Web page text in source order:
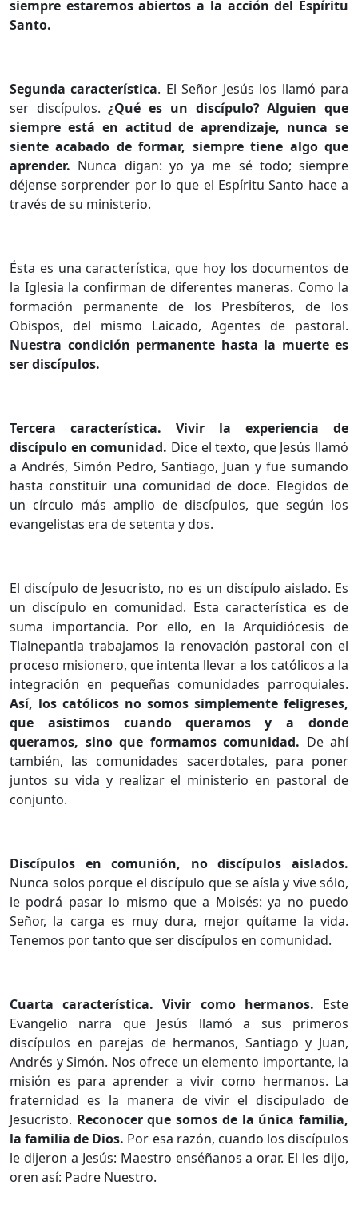
siempre estaremos abiertos a la acción del Espíritu
Santo.
Segunda característica. El Señor Jesús los llamó para
ser discípulos.¿Qué es un discípulo? Alguien que
siempre está en actitud de aprendizaje, nunca se
siente acabado de formar, siempre tiene algo que
aprender. Nunca digan: yo ya me sé todo; siempre
déjense sorprender por lo que el Espíritu Santo hace a
través de su ministerio.
Ésta es una característica, que hoy los documentos de
la Iglesia la confirman de diferentes maneras. Como la
formación permanente de los Presbíteros, de los
Obispos, del mismo Laicado, Agentes de pastoral.
Nuestra condición permanente hasta la muerte es
ser discípulos.
Tercera característica. Vivir la experiencia de
discípulo en comunidad. Dice el texto, que Jesús llamó
a Andrés, Simón Pedro, Santiago, Juan y fue sumando
hasta constituir una comunidad de doce. Elegidos de
un círculo más amplio de discípulos, que según los
evangelistas era de setenta y dos.
El discípulo de Jesucristo, no es un discípulo aislado. Es
un discípulo en comunidad. Esta característica es de
suma importancia. Por ello, en la Arquidiócesis de
Tlalnepantla trabajamos la renovación pastoral con el
proceso misionero, que intenta llevar a los católicos a la
integración en pequeñas comunidades parroquiales.
Así, los católicos no somos simplemente feligreses,
que asistimos cuando queramos y a donde
queramos, sino que formamos comunidad. De ahí
también, las comunidades sacerdotales, para poner
juntos su vida y realizar el ministerio en pastoral de
conjunto.
Discípulos en comunión, no discípulos aislados.
Nunca solos porque el discípulo que se aísla y vive sólo,
le podrá pasar lo mismo que a Moisés: ya no puedo
Señor, la carga es muy dura, mejor quítame la vida.
Tenemos por tanto que ser discípulos en comunidad.
Cuarta característica. Vivir como hermanos. Este
Evangelio narra que Jesús llamó a sus primeros
discípulos en parejas de hermanos, Santiago y Juan,
Andrés y Simón. Nos ofrece un elemento importante, la
misión es para aprender a vivir como hermanos. La
fraternidad es la manera de vivir el discipulado de
Jesucristo. Reconocer que somos de la única familia,
la familia de Dios. Por esa razón, cuando los discípulos
le dijeron a Jesús: Maestro enséñanos a orar. El les dijo,
oren así: Padre Nuestro.